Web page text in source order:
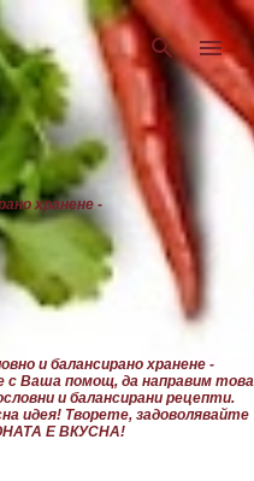
съдържание
хранене -
и балансирано хранене -
с Ваша помощ, да направим това
и балансирани рецепти.
идея! Творете, задоволявайте
Е ВКУСНА!